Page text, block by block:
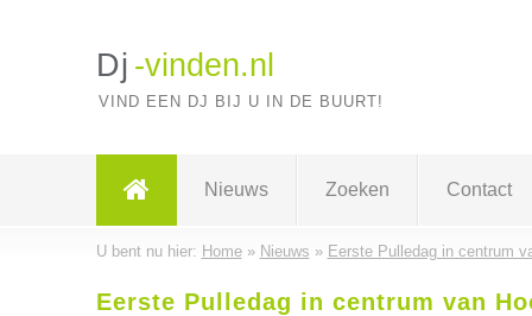
Dj -vinden.nl
VIND EEN DJ BIJ U IN DE BUURT!
Nieuws Zoeken Contact
U bent nu hier: Home» Nieuws » Eerste Pulledag in centrum
Eerste Pulledag in centrum van